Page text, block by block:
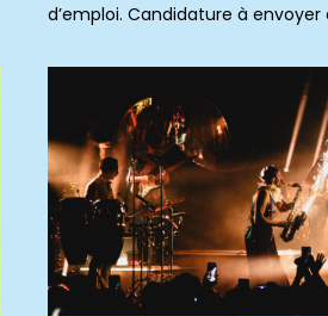
d’emploi. Candidature à